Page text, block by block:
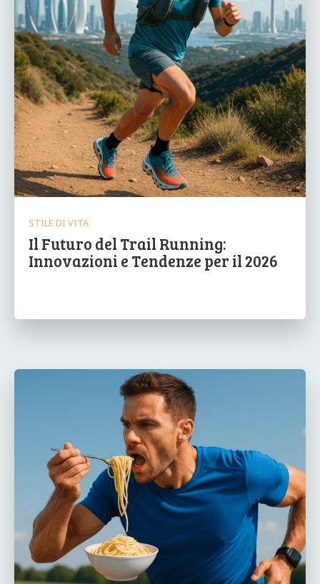
STILE DI VITA
Il Futuro del Trail Running:
Innovazioni e Tendenze per il 2026